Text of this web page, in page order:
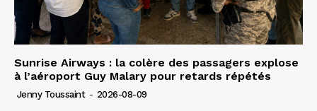
Sunrise Airways : la colère des passagers explose
à l’aéroport Guy Malary pour retards répétés
Jenny Toussaint - 2026-08-09